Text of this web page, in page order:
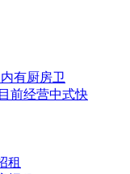
有厨房卫
前经营中式快
租